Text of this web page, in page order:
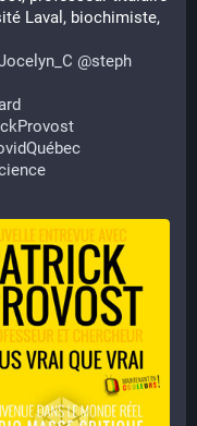
Laval, biochimiste,
@steph